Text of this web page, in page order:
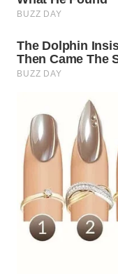
BOGOR
WN
DEPOK
TAPANULI
UTARA
WN
WN
PADANG